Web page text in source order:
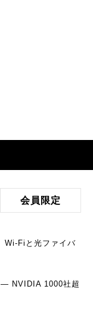
会員限定
Fiと光ファイバ
NVIDIA 1000社超